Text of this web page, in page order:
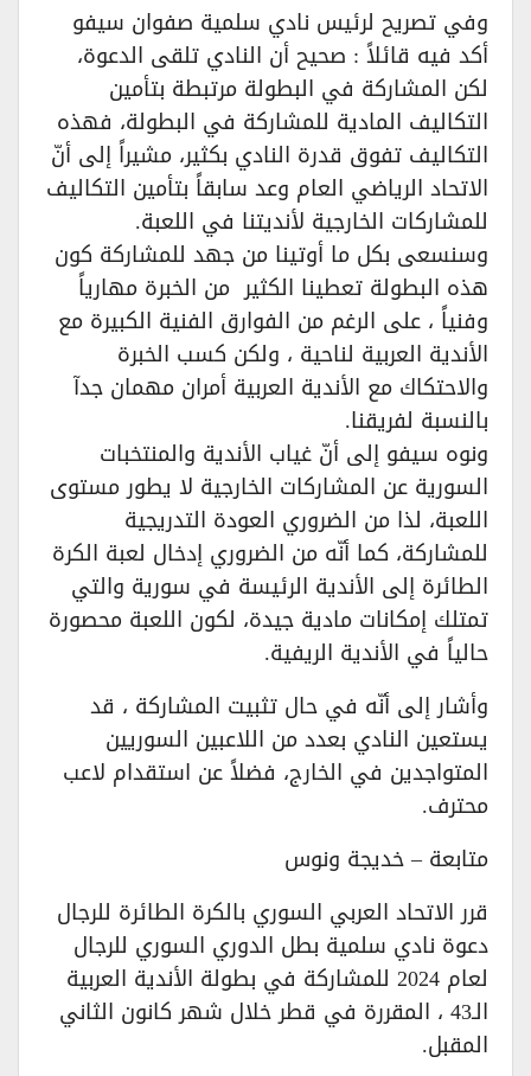
وفي تصريح لرئيس نادي سلمية صفوان سيفو
أكد فيه قائلاً : صحيح أن النادي تلقى الدعوة،
لكن المشاركة في البطولة مرتبطة بتأمين
التكاليف المادية للمشاركة في البطولة، فهذه
التكاليف تفوق قدرة النادي بكثير، مشيراً إلى أنّ
الاتحاد الرياضي العام وعد سابقاً بتأمين التكاليف
للمشاركات الخارجية لأنديتنا في اللعبة.
وسنسعى بكل ما أوتينا من جهد للمشاركة كون
هذه البطولة تعطينا الكثير من الخبرة مهارياً
وفنياً ، على الرغم من الفوارق الفنية الكبيرة مع
الأندية العربية لناحية ، ولكن كسب الخبرة
والاحتكاك مع الأندية العربية أمران مهمان جدآ
بالنسبة لفريقنا.
ونوه سيفو إلى أنّ غياب الأندية والمنتخبات
السورية عن المشاركات الخارجية لا يطور مستوى
اللعبة، لذا من الضروري العودة التدريجية
للمشاركة، كما أنّه من الضروري إدخال لعبة الكرة
الطائرة إلى الأندية الرئيسة في سورية والتي
تمتلك إمكانات مادية جيدة، لكون اللعبة محصورة
حالياً في الأندية الريفية.
وأشار إلى أنّه في حال تثبيت المشاركة ، قد
يستعين النادي بعدد من اللاعبين السوريين
المتواجدين في الخارج، فضلاً عن استقدام لاعب
محترف.
متابعة – خديجة ونوس
قرر الاتحاد العربي السوري بالكرة الطائرة للرجال
دعوة نادي سلمية بطل الدوري السوري للرجال
لعام 2024 للمشاركة في بطولة الأندية العربية
الـ43 ، المقررة في قطر خلال شهر كانون الثاني
المقبل.